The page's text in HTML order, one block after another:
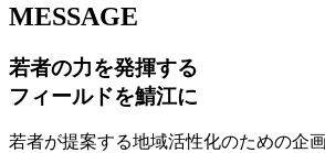
MESSAGE
若者の力を発揮する
フィールドを鯖江に
若者が提案する地域活性化のための企画